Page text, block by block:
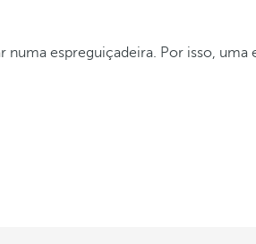
espreguiçadeira. Por isso, uma